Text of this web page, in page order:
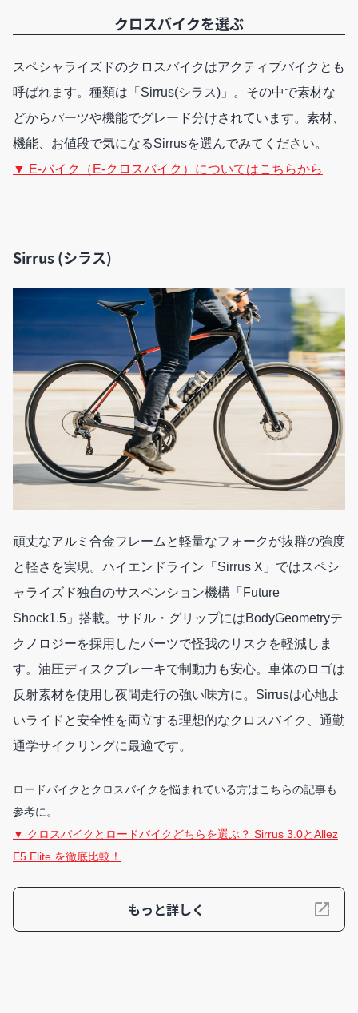
クロスバイクを選ぶ
スペシャライズドのクロスバイクはアクティブバイクとも
呼ばれます。種類は「Sirrus(シラス)」。その中で素材な
どからパーツや機能でグレード分けされています。素材、
機能、お値段で気になるSirrusを選んでみてください。
▼ E-バイク（E-クロスバイク）についてはこちらから
Sirrus (シラス)
頑丈なアルミ合金フレームと軽量なフォークが抜群の強度
と軽さを実現。ハイエンドライン「Sirrus X」ではスペシ
ャライズド独自のサスペンション機構「Future
Shock1.5」搭載。サドル・グリップにはBodyGeometryテ
クノロジーを採用したパーツで怪我のリスクを軽減しま
す。油圧ディスクブレーキで制動力も安心。車体のロゴは
反射素材を使用し夜間走行の強い味方に。Sirrusは心地よ
いライドと安全性を両立する理想的なクロスバイク、通勤
通学サイクリングに最適です。
ロードバイクとクロスバイクを悩まれている方はこちらの記事も
参考に。
▼ クロスバイクとロードバイクどちらを選ぶ？ Sirrus 3.0とAllez
E5 Elite を徹底比較！
もっと詳しく